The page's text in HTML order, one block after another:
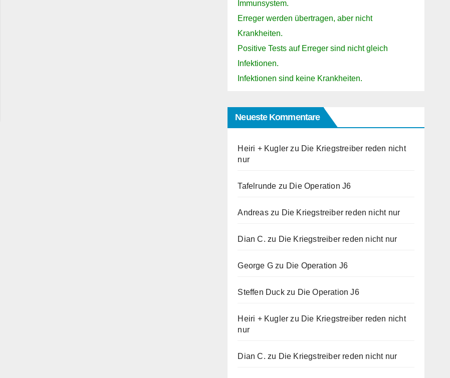
Immunsystem.
Erreger werden übertragen, aber nicht
Krankheiten.
Positive Tests auf Erreger sind nicht gleich
Infektionen.
Infektionen sind keine Krankheiten.
Neueste Kommentare
Heiri + Kugler zu Die Kriegstreiber reden nicht
nur
Tafelrunde zu Die Operation J6
Andreaszu Die Kriegstreiber reden nicht nur
Dian C. zu Die Kriegstreiber reden nicht nur
George Gzu Die Operation J6
Steffen Duckzu Die Operation J6
Heiri + Kugler zu Die Kriegstreiber reden nicht
nur
Dian C. zu Die Kriegstreiber reden nicht nur